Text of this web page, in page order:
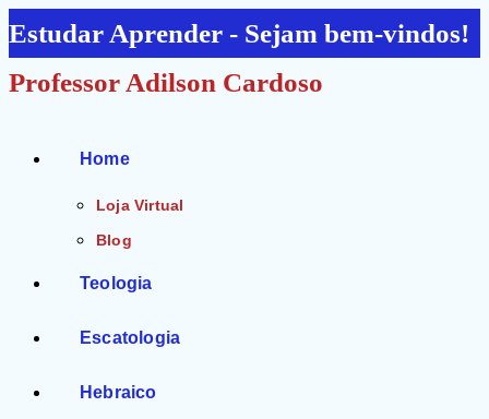
Ir
para
o
Estudar Aprender - Sejam bem-vindos!
Professor Adilson Cardoso
Home
Loja Virtual
Blog
Teologia
Escatologia
Hebraico